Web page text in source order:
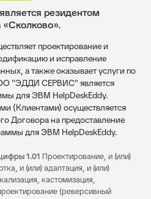
резидентом
«Сколково».
проектирование и
и исправление
а также оказывает услуги по
"ЭДДИ СЕРВИС" является
для ЭВМ HelpDeskEddy.
(Клиентами) осуществляется
Договора на предоставление
для ЭВМ HelpDeskEddy.
1.01 Проектирование, и (или)
и (или) адаптация, и (или)
кастомизация,
(реверсивный